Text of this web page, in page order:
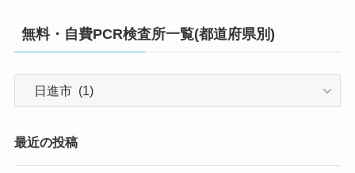
無料・自費PCR検査所一覧(都道府県別)
費
PCR
最近の投稿